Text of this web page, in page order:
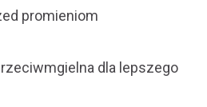
promieniom
dla lepszego